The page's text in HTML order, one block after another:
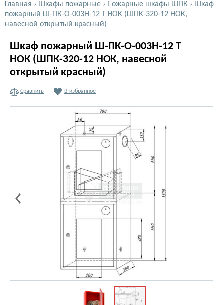
Главная › Шкафы пожарные › Пожарные шкафы ШПК › Шкаф
пожарный Ш-ПК-О-003Н-12 Т НОК (ШПК-320-12 НОК,
навесной открытый красный)
Шкаф пожарный Ш-ПК-О-003Н-12 Т
НОК (ШПК-320-12 НОК, навесной
открытый красный)
Сравнить В избранное